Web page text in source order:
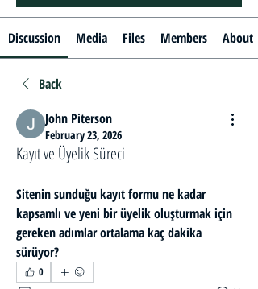
Discussion Media Files Members About
Back
John Piterson
February 23, 2026
Kayıt ve Üyelik Süreci
Sitenin sunduğu kayıt formu ne kadar
kapsamlı ve yeni bir üyelik oluşturmak için
gereken adımlar ortalama kaç dakika
sürüyor?
0